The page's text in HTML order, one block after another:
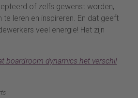
of zelfs gewenst worden,
leren en inspireren. En dat geeft
veel energie! Het zijn
boardroom dynamics het verschil